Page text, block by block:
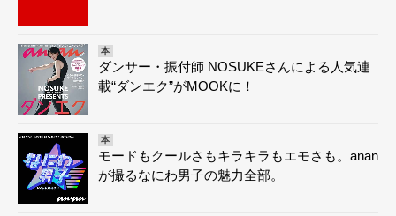
本
ダンサー・振付師 NOSUKEさんによる人気連
載“ダンエク”がMOOKに！
本
モードもクールさもキラキラもエモさも。anan
が撮るなにわ男子の魅力全部。